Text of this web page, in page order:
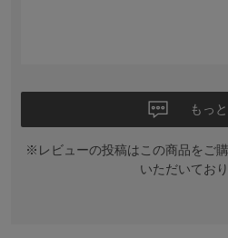
もっ
※レビューの投稿はこの商品をご
いただいており